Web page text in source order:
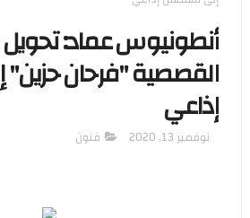
أنطونيوس عماد: تحويل
القصصية "فرحان
إذاعي
نوفمبر 13, 2020 فنون